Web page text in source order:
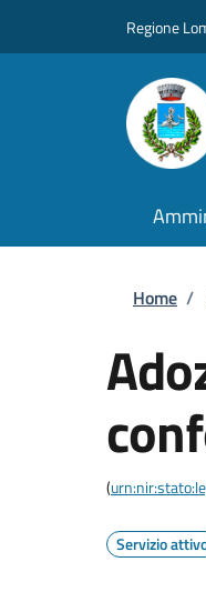
Regione
Home /
(
Servizio